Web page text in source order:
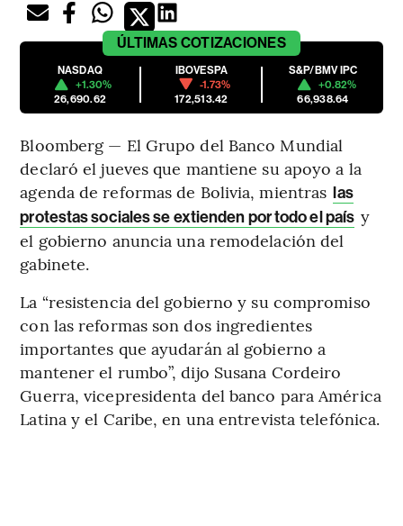
ÚLTIMAS COTIZACIONES
NASDAQ
+1.30%
26,690.62
IBOVESPA
-1.73%
172,513.42
S&P/BMV IPC
+0.82%
66,938.64
Bloomberg — El Grupo del Banco Mundial
declaró el jueves que mantiene su apoyo a la
agenda de reformas de Bolivia, mientras las
protestas sociales se extienden por todo el país y
el gobierno anuncia una remodelación del
gabinete.
La “resistencia del gobierno y su compromiso
con las reformas son dos ingredientes
importantes que ayudarán al gobierno a
mantener el rumbo”, dijo Susana Cordeiro
Guerra, vicepresidenta del banco para América
Latina y el Caribe, en una entrevista telefónica.